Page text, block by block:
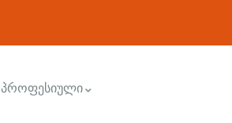
პროფესიული